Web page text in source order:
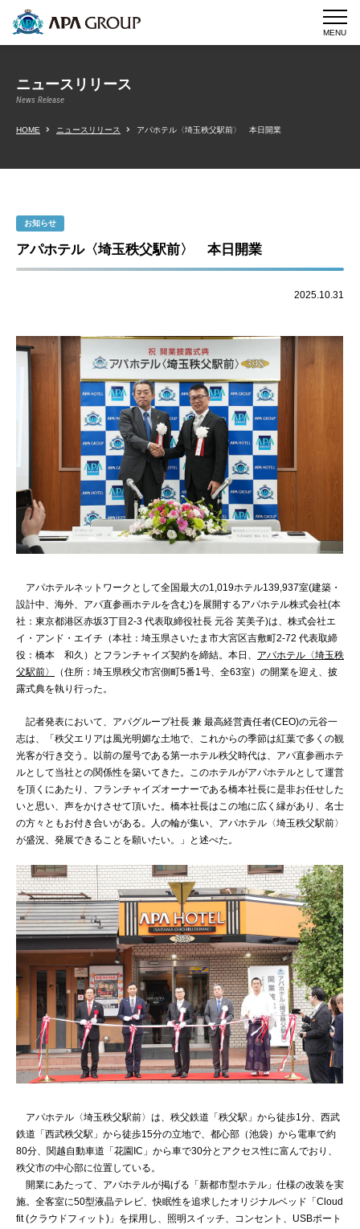
MENU
ニュースリリース
News Release
HOME ニュースリリース アパホテル〈埼玉秩父駅前〉 本日開業
お知らせ
アパホテル〈埼玉秩父駅前〉 本日開業
2025.10.31
アパホテルネットワークとして全国最大の1,019ホテル139,937室(建築・
設計中、海外、アパ直参画ホテルを含む)を展開するアパホテル株式会社(本
社：東京都港区赤坂3丁目2‐3 代表取締役社長 元谷 芙美子)は、株式会社エ
イ・アンド・エイチ（本社：埼玉県さいたま市大宮区吉敷町2-72 代表取締
役：橋本 和久）とフランチャイズ契約を締結。本日、 アパホテル〈埼玉秩
父駅前〉
（住所：埼玉県秩父市宮側町5番1号、全63室）の開業を迎え、披
露式典を執り行った。
記者発表において、アパグループ社長 兼 最高経営責任者(CEO)の元谷一
志は、「秩父エリアは風光明媚な土地で、これからの季節は紅葉で多くの観
光客が行き交う。以前の屋号である第一ホテル秩父時代は、アパ直参画ホテ
ルとして当社との関係性を築いてきた。このホテルがアパホテルとして運営
を頂くにあたり、フランチャイズオーナーである橋本社長に是非お任せした
いと思い、声をかけさせて頂いた。橋本社長はこの地に広く縁があり、名士
の方々ともお付き合いがある。人の輪が集い、アパホテル〈埼玉秩父駅前〉
が盛況、発展できることを願いたい。」と述べた。
アパホテル〈埼玉秩父駅前〉は、秩父鉄道「秩父駅」から徒歩1分、西武
鉄道「西武秩父駅」から徒歩15分の立地で、都心部（池袋）から電車で約
80分、関越自動車道「花園IC」から車で30分とアクセス性に富んでおり、
秩父市の中心部に位置している。
開業にあたって、アパホテルが掲げる「新都市型ホテル」仕様の改装を実
施。全客室に50型液晶テレビ、快眠性を追求したオリジナルベッド「Cloud
fit (クラウドフィット)」を採用し、照明スイッチ、コンセント、USBポート